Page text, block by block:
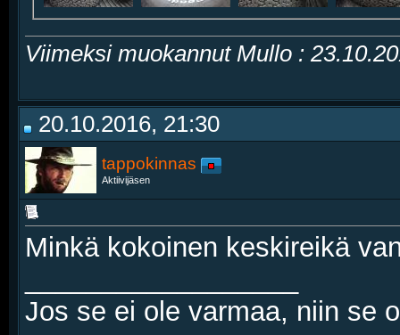
Viimeksi muokannut Mullo :
20.10.2016, 21:30
tappokinnas
Aktiivijäsen
Minkä kokoinen keskireikä
Jos se ei ole varmaa, niin se